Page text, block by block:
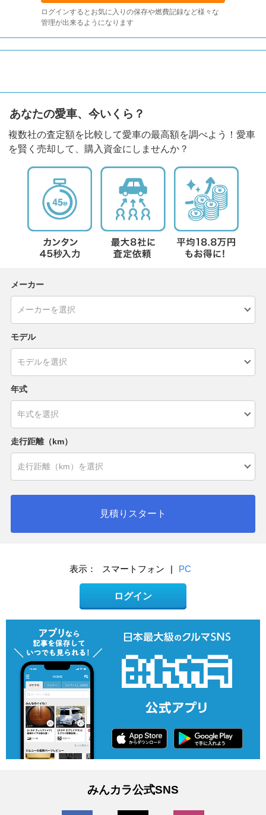
ログインするとお気に入りの保存や燃費記録など様々な
管理が出来るようになります
あなたの愛車、今いくら？
複数社の査定額を比較して愛車の最高額を調べよう！愛車
を賢く売却して、購入資金にしませんか？
メーカー
モデル
年式
走行距離（km）
見積りスタート
表示： スマートフォン | PC
ログイン
みんカラ公式SNS